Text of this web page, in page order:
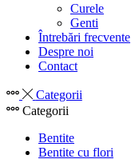
Curele
Genti
Întrebări frecvente
Despre noi
Contact
Categorii
Categorii
Bentite
Bentite cu flori